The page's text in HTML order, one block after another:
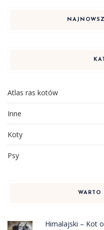
Atlas ras kotów
Inne
Koty
Psy
WARTO
Himalajski – Kot